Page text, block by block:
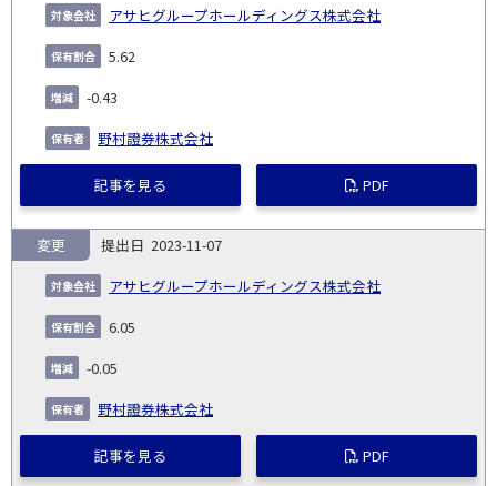
アサヒグループホールディングス株式会社
5.62
-0.43
野村證券株式会社
記事を見る PDF
2023-11-07
アサヒグループホールディングス株式会社
変更
6.05
-0.05
野村證券株式会社
記事を見る PDF